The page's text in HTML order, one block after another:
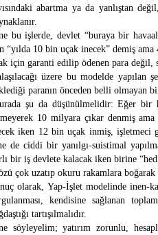
abartma ya da yanlıştan
bu işlerde, devlet “buraya bir
“yılda 10 bin uçak inecek” demiş
için garanti edilip ödenen para değil,
üzere bu modelde yapılan
paranın önceden belli olmayan
şu da düşünülmelidir: Eğer bir
10 milyara çıkar denmiş
iken 12 bin uçak inmiş, işletmeci
de ciddi bir yanılgı-suistimal
bir iş devlete kalacak iken birine
çok uzatıp okuru rakamlara
olarak, Yap-İşlet modelinde inen-
kendisine sağlanan
tartışılmalıdır.
söyleyelim; yatırım zorunlu,